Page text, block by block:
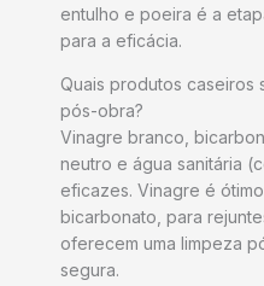
entulho e poeira é a
para a eficácia.
Quais produtos caseiros
pós-obra?
Vinagre branco,
neutro e água sanitária
eficazes. Vinagre é
bicarbonato, para
oferecem uma limpeza
segura.